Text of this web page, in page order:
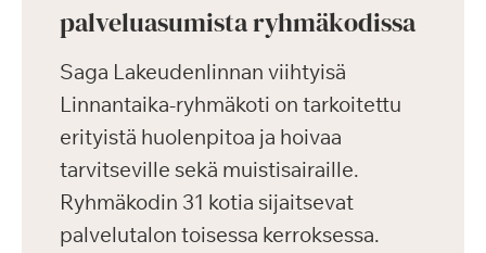
palveluasumista ryhmäkodissa
Saga Lakeudenlinnan viihtyisä
Linnantaika-ryhmäkoti on tarkoitettu
erityistä huolenpitoa ja hoivaa
tarvitseville sekä muistisairaille.
Ryhmäkodin 31 kotia sijaitsevat
palvelutalon toisessa kerroksessa.